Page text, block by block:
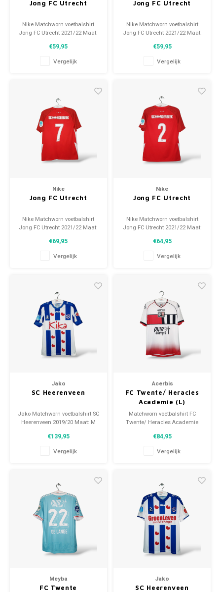
Jong FC Utrecht
Nike Matchworn voetbalshirt
Jong FC Utrecht 2021/22 Maat:
(gebruikt)
€59,95
Vergelijk
Jong FC Utrecht
Nike Matchworn voetbalshirt
Jong FC Utrecht 2021/22 Maat:
(gebruikt)
€59,95
Vergelijk
Nike
Jong FC Utrecht
Nike Matchworn voetbalshirt
Jong FC Utrecht 2021/22 Maat:
(gebruikt)
€69,95
Vergelijk
Nike
Jong FC Utrecht
Nike Matchworn voetbalshirt
Jong FC Utrecht 2021/22 Maat:
(gebruikt)
€64,95
Vergelijk
Jako
SC Heerenveen
Jako Matchworn voetbalshirt SC
Heerenveen 2019/20 Maat: M
(gebruikt)
€139,95
Vergelijk
Acerbis
FC Twente/ Heracles
Academie (L)
Matchworn voetbalshirt FC
Twente/ Heracles Academie
Algehele staat shirt: 9.5/10
(gebruikt)
€84,95
Vergelijk
Meyba
FC Twente
Jako
SC Heerenveen